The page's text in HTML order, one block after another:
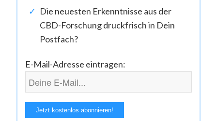
Die neuesten Erkenntnisse aus der
CBD-Forschung druckfrisch in Dein
Postfach?
E-Mail-Adresse eintragen: